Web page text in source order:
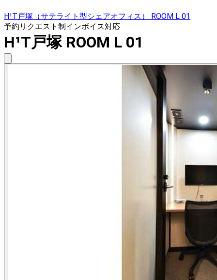
H¹T戸塚（サテライト型シェアオフィス） ROOM L 01
予約リクエスト制インボイス対応
H¹T戸塚 ROOM L 01